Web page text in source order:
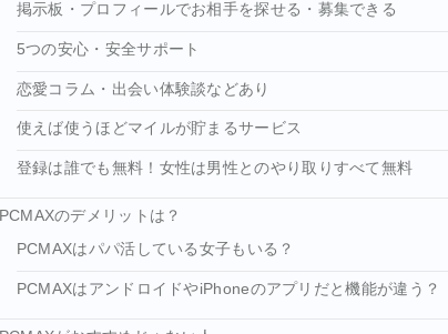
掲示板・プロフィールでお相手を探せる・募集できる
5つの安心・安全サポート
恋愛コラム・出会い体験談などあり
使えば使うほどマイルが貯まるサービス
登録は誰でも無料！女性は男性とのやり取りすべて無料
PCMAXのデメリットは？
PCMAXはパパ活している女子もいる？
PCMAXはアンドロイドやiPhoneのアプリだと機能が違う？